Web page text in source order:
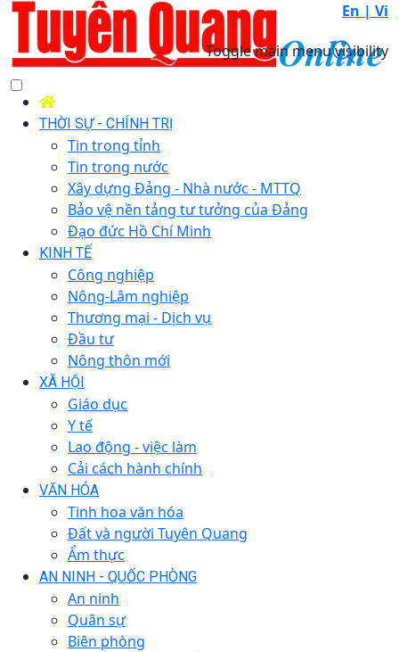
En | Vi
Toggle main menu visibility
THỜI SỰ - CHÍNH TRỊ
Tin trong tỉnh
Tin trong nước
Xây dựng Đảng - Nhà nước - MTTQ
Bảo vệ nền tảng tư tưởng của Đảng
Đạo đức Hồ Chí Minh
KINH TẾ
Công nghiệp
Nông-Lâm nghiệp
Thương mại - Dịch vụ
Đầu tư
Nông thôn mới
XÃ HỘI
Giáo dục
Y tế
Lao động - việc làm
Cải cách hành chính
VĂN HÓA
Tinh hoa văn hóa
Đất và người Tuyên Quang
Ẩm thực
AN NINH - QUỐC PHÒNG
An ninh
Quân sự
Biên phòng